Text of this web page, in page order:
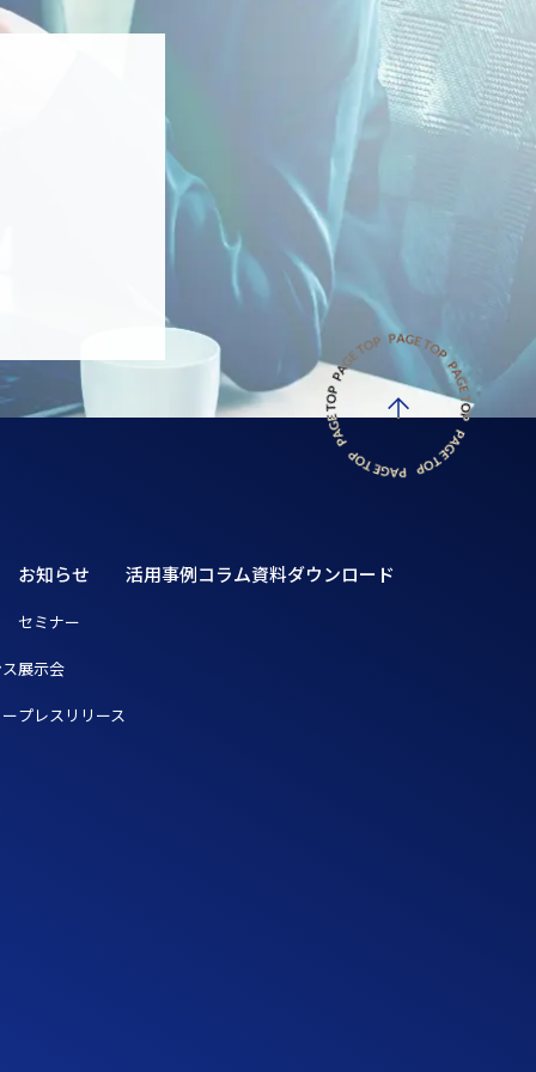
お知らせ
セミナー
展示会
プレスリリース
活用事例コラム資料ダウンロード